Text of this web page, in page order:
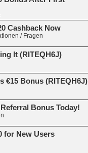
Cashback Now
/ Fragen
It (RITEQH6J)
€15 Bonus (RITEQH6J)
Bonus Today!
for New Users